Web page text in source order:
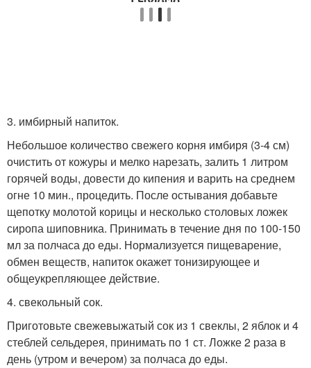
3. имбирный напиток.
Небольшое количество свежего корня имбиря (3-4 см)
очистить от кожуры и мелко нарезать, залить 1 литром
горячей воды, довести до кипения и варить на среднем
огне 10 мин., процедить. После остывания добавьте
щепотку молотой корицы и несколько столовых ложек
сиропа шиповника. Принимать в течение дня по 100-150
мл за полчаса до еды. Нормализуется пищеварение,
обмен веществ, напиток окажет тонизирующее и
общеукрепляющее действие.
4. свекольный сок.
Приготовьте свежевыжатый сок из 1 свеклы, 2 яблок и 4
стеблей сельдерея, принимать по 1 ст. Ложке 2 раза в
день (утром и вечером) за полчаса до еды.